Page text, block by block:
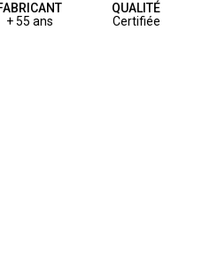
+ 55 ans
QUALITÉ
Certifiée